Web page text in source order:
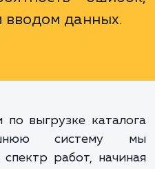
нашей услуги
рутинных